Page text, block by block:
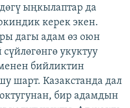
ыңкылаптар да
керек экен.
дагы адам өз оюн
укуктуу
бийликтин
шарт. Казакстанда дал
бир адамдын